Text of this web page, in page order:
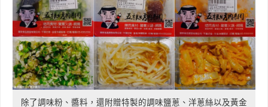
除了調味粉、醬料，還附贈特製的調味鹽蔥、洋蔥絲以及黃金